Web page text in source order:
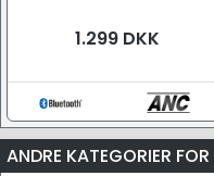
1.299 DKK
ANDRE KATEGORIER FOR